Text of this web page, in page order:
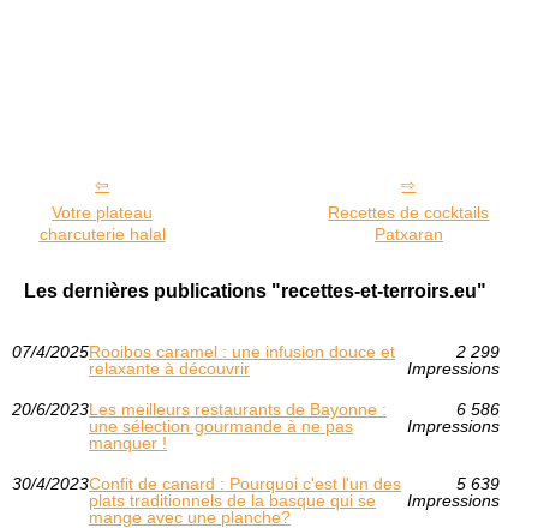
Votre plateau
charcuterie halal
Recettes de cocktails
Patxaran
Les dernières publications "recettes-et-terroirs.eu"
07/4/2025Rooibos caramel : une infusion douce et
relaxante à découvrir
2 299
Impressions
20/6/2023Les meilleurs restaurants de Bayonne :
une sélection gourmande à ne pas
manquer !
6 586
Impressions
30/4/2023Confit de canard : Pourquoi c'est l'un des
plats traditionnels de la basque qui se
mange avec une planche?
5 639
Impressions